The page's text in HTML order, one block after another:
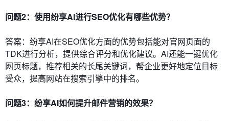
问题2：使用纷享AI进行SEO优化有哪些优势？
答案：纷享AI在SEO优化方面的优势包括能对官网页面的
TDK进行分析，提供综合评分和优化建议。AI还能一键优化
网页标题，推荐相关的长尾关键词，帮企业更好地定位目标
受众，提高网站在搜索引擎中的排名。
问题3：纷享AI如何提升邮件营销的效果？